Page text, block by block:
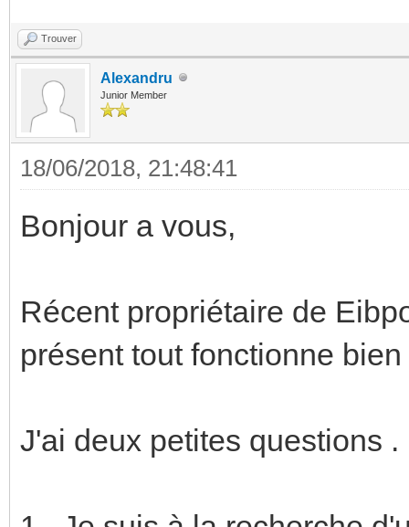
Trouver
Alexandru
Junior Member
18/06/2018, 21:48:41
Bonjour a vous,
Récent propriétaire de
présent tout fonctionne
J'ai deux petites questions .